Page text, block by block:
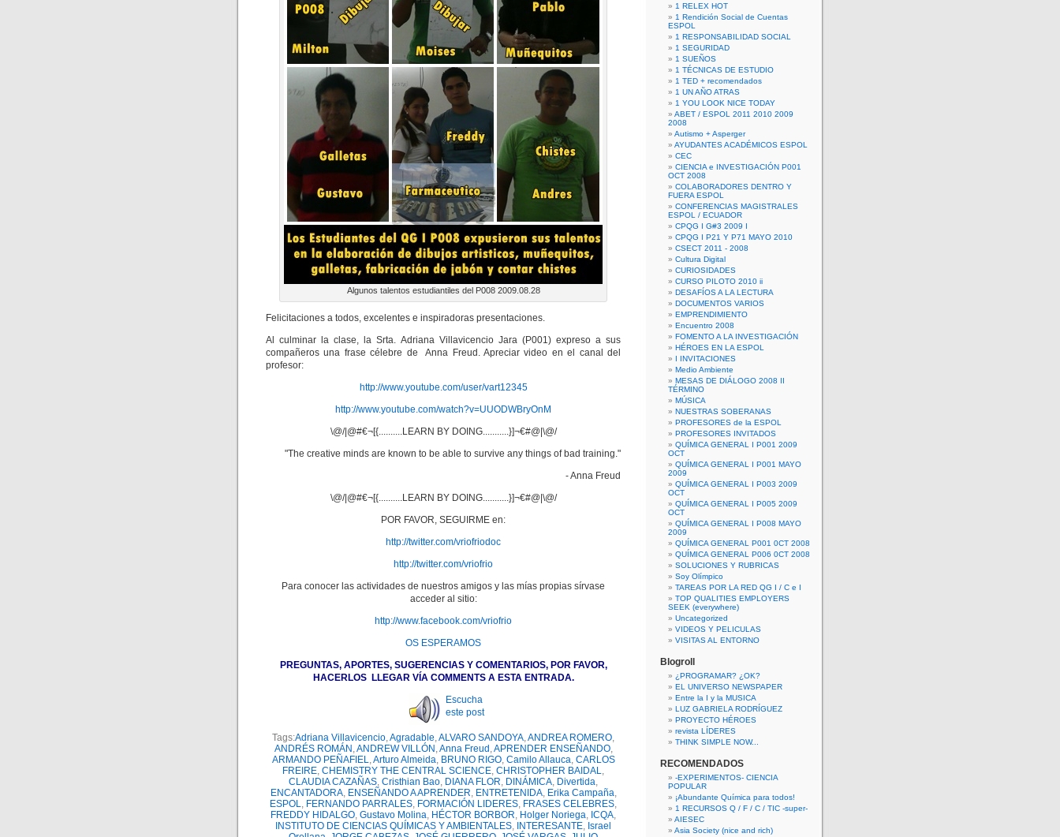
Algunos talentos estudiantiles del P008 2009.08.28
Felicitaciones a todos, excelentes e inspiradoras presentaciones.
Al culminar la clase, la Srta. Adriana Villavicencio Jara (P001) expreso a sus
compañeros una frase célebre de Anna Freud. Apreciar video en el canal del
profesor:
http://www.youtube.com/user/vart12345
http://www.youtube.com/watch?v=UUODWBryOnM
\@/|@#€¬[{..........LEARN BY DOING...........}]¬€#@|\@/
"The creative minds are known to be able to survive any things of bad training."
- Anna Freud
\@/|@#€¬[{..........LEARN BY DOING...........}]¬€#@|\@/
POR FAVOR, SEGUIRME en:
http://twitter.com/vriofriodoc
http://twitter.com/vriofrio
Para conocer las actividades de nuestros amigos y las mías propias sírvase
acceder al sitio:
http://www.facebook.com/vriofrio
OS ESPERAMOS
PREGUNTAS, APORTES, SUGERENCIAS Y COMENTARIOS, POR FAVOR,
HACERLOS LLEGAR VÍA COMMENTS A ESTA ENTRADA.
Escucha
este post
Tags:Adriana Villavicencio,Agradable,ALVARO SANDOYA,ANDREA ROMERO,
ANDRÉS ROMÁN ,ANDREW VILLÓN ,Anna Freud ,APRENDER ENSEÑANDO,
ARMANDO PEÑAFIEL,Arturo Almeida, BRUNO RIGO, Camilo Allauca, CARLOS
FREIRE, CHEMISTRY THE CENTRAL SCIENCE, CHRISTOPHER BAIDAL,
CLAUDIA CAZAÑAS, Cristhian Bao, DIANA FLOR, DINÁMICA, Divertida,
ENCANTADORA, ENSEÑANDO A APRENDER, ENTRETENIDA, Erika Campaña,
ESPOL, FERNANDO PARRALES, FORMACIÓN LIDERES, FRASES CELEBRES,
FREDDY HIDALGO, Gustavo Molina, HÉCTOR BORBOR, Holger Noriega, ICQA,
INSTITUTO DE CIENCIAS QUÍMICAS Y AMBIENTALES, INTERESANTE, Israel
1 RELEX HOT
1 Rendición Social de Cuentas
ESPOL
1 RESPONSABILIDAD SOCIAL
1 SEGURIDAD
1 SUEÑOS
1 TÉCNICAS DE ESTUDIO
1 TED + recomendados
1 UN AÑO ATRAS
1 YOU LOOK NICE TODAY
ABET / ESPOL 2011 2010 2009
2008
Autismo + Asperger
AYUDANTES ACADÉMICOS ESPOL
CEC
CIENCIA e INVESTIGACIÓN P001
OCT 2008
COLABORADORES DENTRO Y
FUERA ESPOL
CONFERENCIAS MAGISTRALES
ESPOL / ECUADOR
CPQG I G#3 2009 I
CPQG I P21 Y P71 MAYO 2010
CSECT 2011 - 2008
Cultura Digital
CURIOSIDADES
CURSO PILOTO 2010 ii
DESAFÍOS A LA LECTURA
DOCUMENTOS VARIOS
EMPRENDIMIENTO
Encuentro 2008
FOMENTO A LA INVESTIGACIÓN
HÉROES EN LA ESPOL
I INVITACIONES
Medio Ambiente
MESAS DE DIÁLOGO 2008 II
TÉRMINO
MÚSICA
NUESTRAS SOBERANAS
PROFESORES de la ESPOL
PROFESORES INVITADOS
QUÍMICA GENERAL I P001 2009
OCT
QUÍMICA GENERAL I P001 MAYO
2009
QUÍMICA GENERAL I P003 2009
OCT
QUÍMICA GENERAL I P005 2009
OCT
QUÍMICA GENERAL I P008 MAYO
2009
QUÍMICA GENERAL P001 0CT 2008
QUÍMICA GENERAL P006 0CT 2008
SOLUCIONES Y RUBRICAS
Soy Olímpico
TAREAS POR LA RED QG I / C e I
TOP QUALITIES EMPLOYERS
SEEK (everywhere)
Uncategorized
VIDEOS Y PELICULAS
VISITAS AL ENTORNO
Blogroll
¿PROGRAMAR? ¿OK?
EL UNIVERSO NEWSPAPER
Entre la I y la MUSICA
LUZ GABRIELA RODRÍGUEZ
PROYECTO HÉROES
revista LÍDERES
THINK SIMPLE NOW...
RECOMENDADOS
-EXPERIMENTOS- CIENCIA
POPULAR
¡Abundante Química para todos!
1 RECURSOS Q / F / C / TIC -super-
AIESEC
Asia Society (nice and rich)